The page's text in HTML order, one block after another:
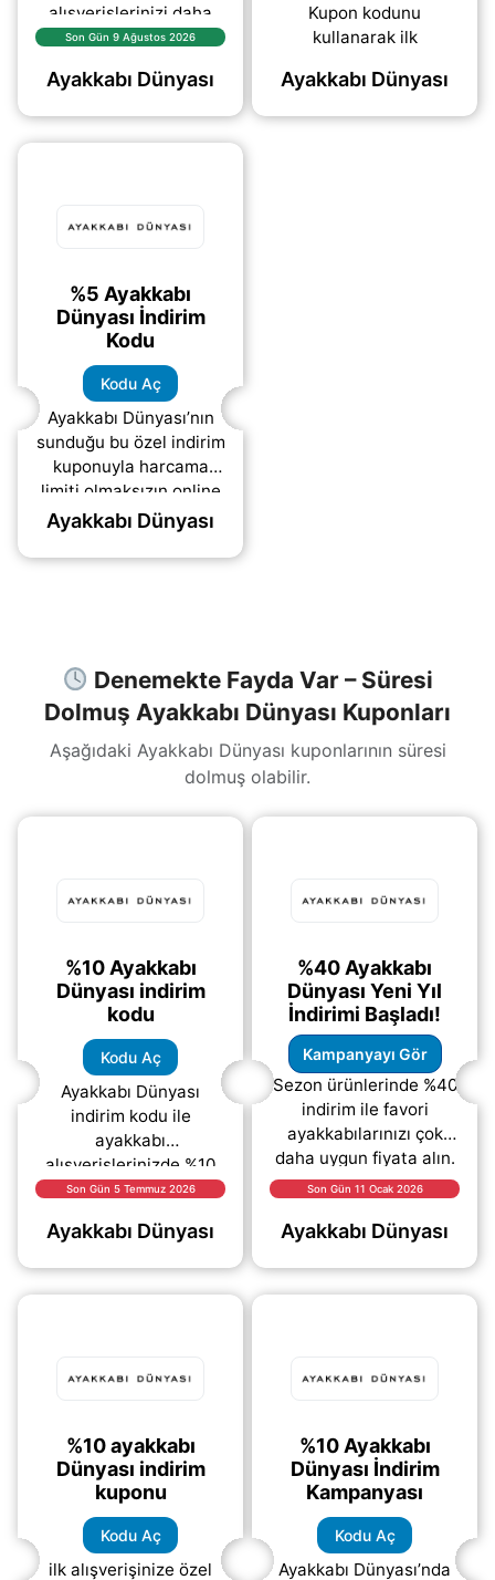
alışverişlerinizi daha
avantajlı hale getirin!
“KUPONU GÖSTER”
Son Gün 9 Ağustos 2026
Ayakkabı Dünyası
Kupon kodunu
kullanarak ilk
indirim kazanın.
Ayakkabı Dünyası
%5 Ayakkabı
Dünyası İndirim
Kodu
Kodu Aç
Ayakkabı Dünyası’nın
sunduğu bu özel indirim
kuponuyla harcama
limiti olmaksızın online
alışverişlerinizde ekstra
sağlayabilirsiniz.
Ayakkabı Dünyası
Denemekte Fayda Var – Süresi
Dolmuş Ayakkabı Dünyası Kuponları
Aşağıdaki Ayakkabı Dünyası kuponlarının süresi
dolmuş olabilir.
%10 Ayakkabı
Dünyası indirim
kodu
Kodu Aç
Ayakkabı Dünyası
indirim kodu ile
ayakkabı
alışverişlerinizde %10
kazanım fırsatından
Kampanyadan
Son Gün 5 Temmuz 2026
Ayakkabı Dünyası
%40 Ayakkabı
Dünyası Yeni Yıl
İndirimi Başladı!
Kampanyayı Gör
Sezon ürünlerinde %40
indirim ile favori
ayakkabılarınızı çok
daha uygun fiyata alın.
Hem kendinize hem
hediyesi için mükemmel
Son Gün 11 Ocak 2026
Ayakkabı Dünyası
%10 ayakkabı
Dünyası indirim
kuponu
Kodu Aç
ilk alışverişinize özel
%10 Ayakkabı
Dünyası İndirim
Kampanyası
Kodu Aç
Ayakkabı Dünyası’nda